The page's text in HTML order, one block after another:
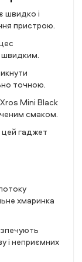
швидко і
пристрою.
швидким.
точною.
Mini Black
смаком.
цей гаджет
хмаринка
і неприємних